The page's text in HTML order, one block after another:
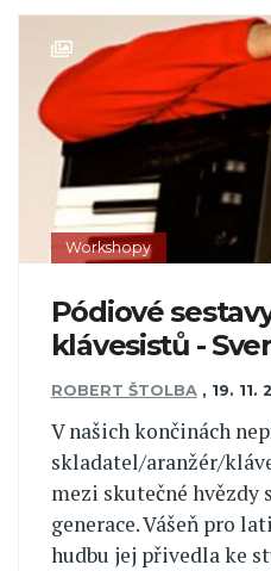
Workshopy
Pódiové
klávesistů -
ROBERT ŠTOLBA , 19. 11.
V našich končinách
skladatel/aranžér/
mezi skutečné hvězdy
generace. Vášeň pro
hudbu jej přivedla ke